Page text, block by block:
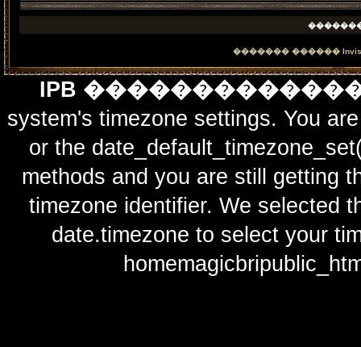
������� ������
IPB
system's timezone settings. You
or the
methods and you are still getting
timezone identifier. We selected
date.timezone to select